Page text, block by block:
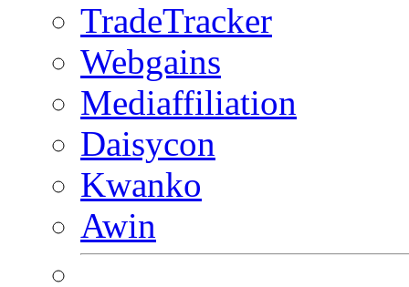
TradeTracker
Webgains
Mediaffiliation
Daisycon
Kwanko
Awin